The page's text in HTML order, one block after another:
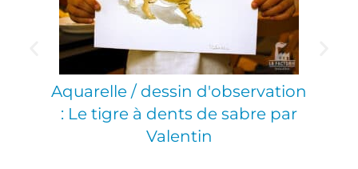
Aquarelle / dessin d'observation
: Le tigre à dents de sabre par
Valentin